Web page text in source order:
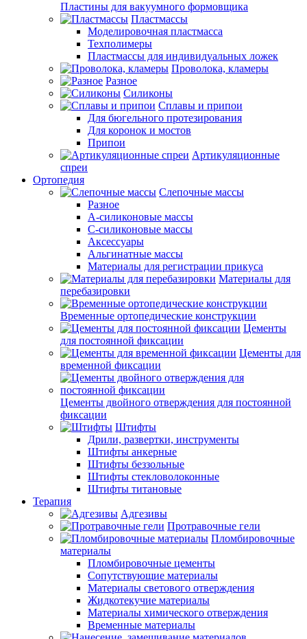
Пластины для вакуумного формовщика
Пластмассы
Моделировочная пластмасса
Техполимеры
Пластмассы для индивидуальных ложек
Проволока, кламеры
Разное
Силиконы
Сплавы и припои
Для бюгельного протезирования
Для коронок и мостов
Припои
Артикуляционные
спреи
Ортопедия
Слепочные массы
Разное
А-силиконовые массы
С-силиконовые массы
Аксессуары
Альгинатные массы
Материалы для регистрации прикуса
Материалы для
перебазировки
Временные ортопедические конструкции
Цементы
для постоянной фиксации
Цементы для
временной фиксации
Цементы двойного отверждения для постоянной
фиксации
Штифты
Дрили, развертки, инструменты
Штифты анкерные
Штифты беззольные
Штифты стекловолоконные
Штифты титановые
Терапия
Адгезивы
Протравочные гели
Пломбировочные
материалы
Пломбировочные цементы
Сопутствующие материалы
Материалы светового отверждения
Жидкотекучие материалы
Материалы химического отверждения
Временные материалы